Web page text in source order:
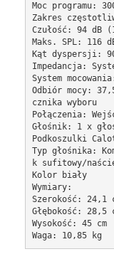
Moc programu:
Zakres
Czułość: 94 dB
Maks. SPL: 116
Kąt dyspersji:
Impedancja:
System
Odbiór mocy:
cznika wyboru
Połączenia:
Głośnik: 1 x
Podkoszulki
Typ głośnika:
k sufitowy/
Kolor biały
Wymiary:
Szerokość: 24,1
Głębokość: 28,5
Wysokość: 45 cm
Waga: 10,85 kg